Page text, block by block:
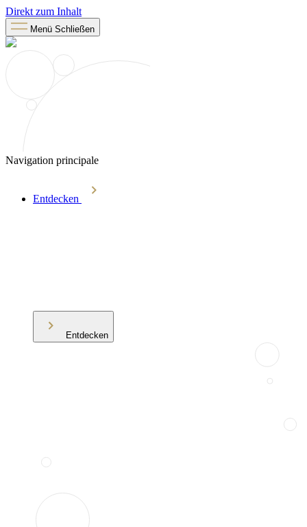
Direkt zum Inhalt
Menü Schließen
Navigation principale
Entdecken
Entdecken